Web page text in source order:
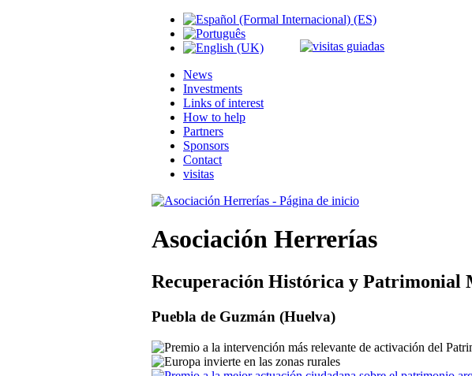
News
Investments
Links of interest
How to help
Partners
Sponsors
Contact
visitas
Asociación Herrerías
Recuperación Histórica y Patrimonial
Puebla de Guzmán (Huelva)